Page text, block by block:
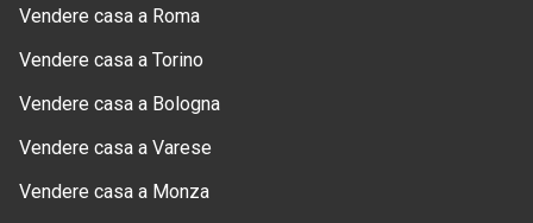
Vendere casa a Roma
Vendere casa a Torino
Vendere casa a Bologna
Vendere casa a Varese
Vendere casa a Monza